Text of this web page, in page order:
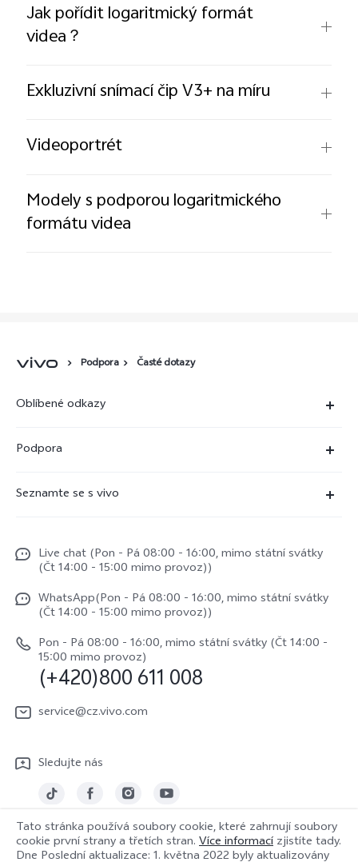
Jak pořídit logaritmický formát
videa？
Exkluzivní snímací čip V3+ na míru
Videoportrét
Modely s podporou logaritmického
formátu videa
Podpora Časté dotazy
Oblíbené odkazy
X300
V50
Y29s
vivo Buds Air3
Podpora
Funtouch OS
Ověření IMEI
Požádat o opravu
Aktualizace systému
Uživatelský manuál
Protokol aktualizace
Stáhnout LUT pro obnovu Log
Seznamte se s vivo
Život ve vivo
Etiketa ve vivo
O nás
Právní upozornění
Udržitelnost
Centrum ochrany osobních údajů vivo
Live chat (Pon - Pá 08:00 - 16:00, mimo státní svátky
(Čt 14:00 - 15:00 mimo provoz))
WhatsApp(Pon - Pá 08:00 - 16:00, mimo státní svátky
(Čt 14:00 - 15:00 mimo provoz))
Pon - Pá 08:00 - 16:00, mimo státní svátky (Čt 14:00 -
15:00 mimo provoz)
(+420)800 611 008
service@cz.vivo.com
Sledujte nás
Česká | Vybrat zemi/region
Tato stránka používá soubory cookie, které zahrnují soubory
cookie první strany a třetích stran. Více informací zjistíte tady.
Dne Poslední aktualizace: 1. května 2022 byly aktualizovány